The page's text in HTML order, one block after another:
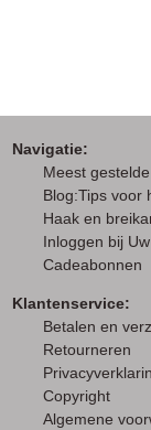
Navigatie:
Meest
Blog:Tips voor
Haak en
Inloggen bij
Cadeabonnen
Klantenservice:
Betalen en
Retourneren
Copyright
Algemene